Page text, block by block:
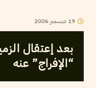
19 ديسمبر 2006
بعد إعتقال
“الإفراج” عنه